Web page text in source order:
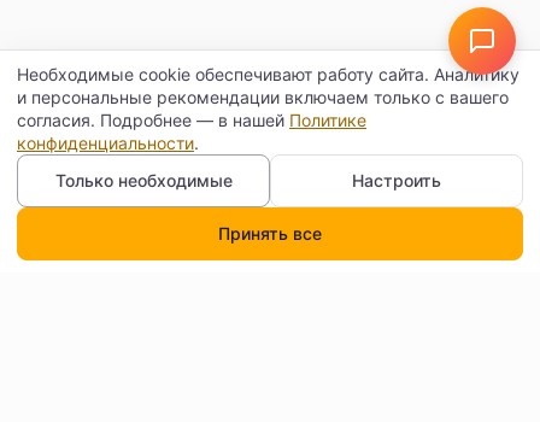
Необходимые cookie обеспечивают работу сайта. Аналитику
и персональные рекомендации включаем только с вашего
согласия. Подробнее — в нашей Политике
конфиденциальности.
Только необходимые
Настроить
Принять все